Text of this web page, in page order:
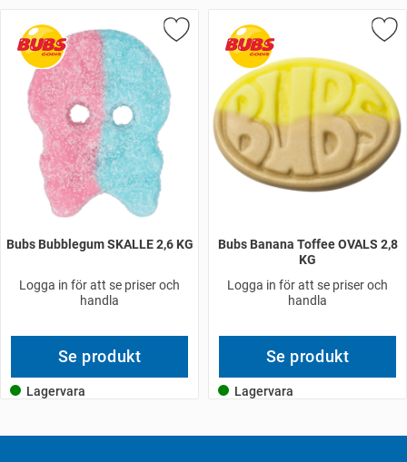
Bubs Bubblegum SKALLE 2,6 KG
Logga in för att se priser och
handla
Se produkt
Lagervara
Bubs Banana Toffee OVALS 2,8
KG
Logga in för att se priser och
handla
Se produkt
Lagervara